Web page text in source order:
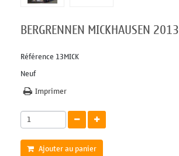
BERGRENNEN MICKHAUSEN 2013
Référence 13MICK
Neuf
Imprimer
Ajouter au panier